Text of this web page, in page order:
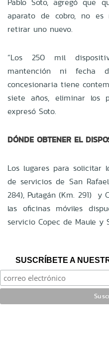
aparato de cobro, no
retirar uno nuevo.
“Los 250 mil
mantención ni fecha
concesionaria tiene
siete años, eliminar los
expresó Soto.
DÓNDE OBTENER EL
Los lugares para solicitar
de servicios de San
284), Putagán (Km. 291) y
las oficinas móviles
servicio Copec de Maule y
SUSCRÍBETE A